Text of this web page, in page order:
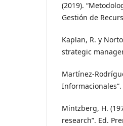
(2019).
Gestión de
Kaplan, R. y
strategic
Martínez-
Mintzberg, H.
research”. Ed.